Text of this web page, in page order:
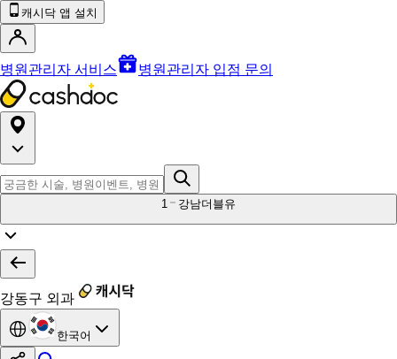
캐시닥 앱 설치
병원관리자 서비스 병원관리자 입점 문의
1 강남더블유
강동구 외과
한국어